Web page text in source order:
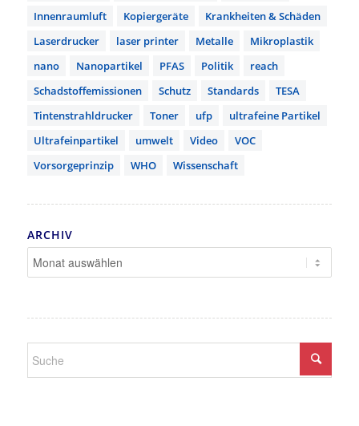
Innenraumluft
Kopiergeräte
Krankheiten & Schäden
Laserdrucker
laser printer Metalle
Mikroplastik
nano
Nanopartikel PFAS Politik
reach
Schadstoffemissionen
Schutz Standards
TESA
Tintenstrahldrucker
Toner ufp
ultrafeine Partikel
Ultrafeinpartikel
umwelt Video
VOC
Vorsorgeprinzip
WHO Wissenschaft
ARCHIV